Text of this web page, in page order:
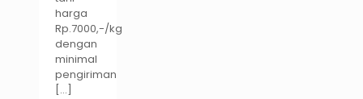
harga
Rp.7000,-/kg
dengan
minimal
pengiriman
[…]